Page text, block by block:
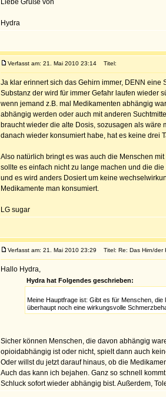
Liebe Grüße von
Hydra
Verfasst am: 21. Mai 2010 23:14 Titel:
Ja klar erinnert sich das Gehirn immer, DENN
Substanz der wird für immer Gefahr laufen wieder
wenn jemand z.B. mal Medikamenten abhängig
abhängig werden oder auch mit anderen
braucht wieder die alte Dosis, sozusagen als
danach wieder konsumiert habe, hat es keine drei
Also natürlich bringt es was auch die Menschen
sollte es einfach nicht zu lange machen und die
und es wird anders Dosiert um keine
Medikamente man konsumiert.
LG sugar
Verfasst am: 21. Mai 2010 23:29 Titel: Re: Das Hirn/der
Hallo Hydra,
Hydra hat Folgendes geschrieben:
Meine Hauptfrage ist: Gibt es für Menschen,
überhaupt noch eine wirkungsvolle
Sicher können Menschen, die davon abhängig
opioidabhängig ist oder nicht, spielt dann auch
Oder willst du jetzt darauf hinaus, ob die
Auch das kann ich bejahen. Ganz so schnell
Schluck sofort wieder abhängig bist. Außerdem,